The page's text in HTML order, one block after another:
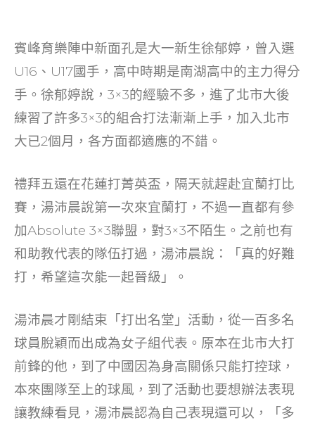
賓峰育樂陣中新面孔是大一新生徐郁婷，曾入選
U16、U17國手，高中時期是南湖高中的主力得分
手。徐郁婷說，3×3的經驗不多，進了北市大後
練習了許多3×3的組合打法漸漸上手，加入北市
大已2個月，各方面都適應的不錯。
禮拜五還在花蓮打菁英盃，隔天就趕赴宜蘭打比
賽，湯沛晨說第一次來宜蘭打，不過一直都有參
加Absolute 3×3聯盟，對3×3不陌生。之前也有
和助教代表的隊伍打過，湯沛晨說：「真的好難
打，希望這次能一起晉級」。
湯沛晨才剛結束「打出名堂」活動，從一百多名
球員脫穎而出成為女子組代表。原本在北市大打
前鋒的他，到了中國因為身高關係只能打控球，
本來團隊至上的球風，到了活動也要想辦法表現
讓教練看見，湯沛晨認為自己表現還可以，「多